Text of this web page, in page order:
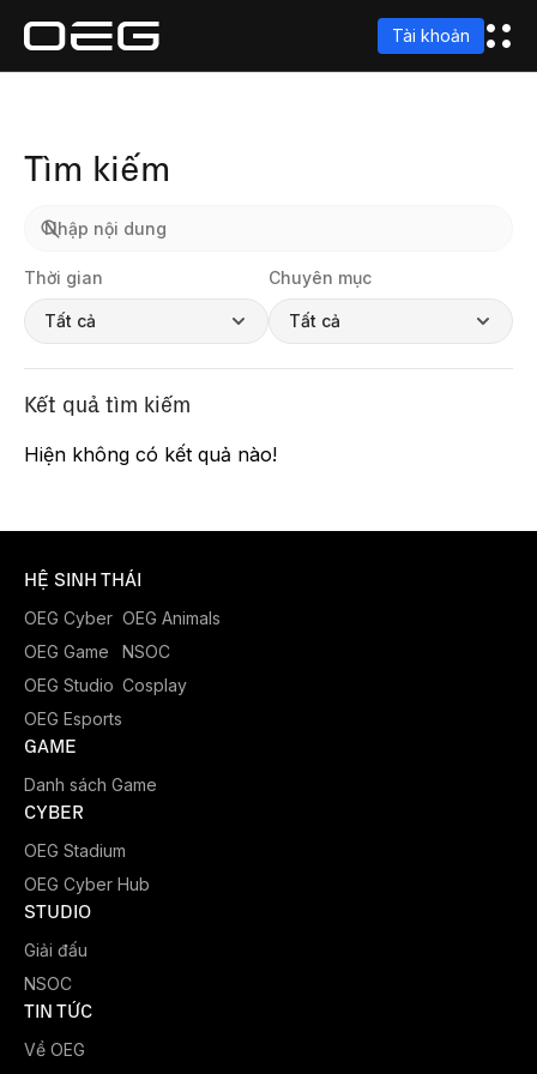
Tài khoản
Tìm kiếm
Thời gian
Tất cả
Chuyên mục
Tất cả
Kết quả tìm kiếm
Hiện không có kết quả nào!
HỆ SINH THÁI
OEG Cyber
OEG Game
OEG Studio
OEG Esports
OEG Animals
NSOC
Cosplay
GAME
Danh sách Game
CYBER
OEG Stadium
OEG Cyber Hub
STUDIO
Giải đấu
NSOC
TIN TỨC
Về OEG